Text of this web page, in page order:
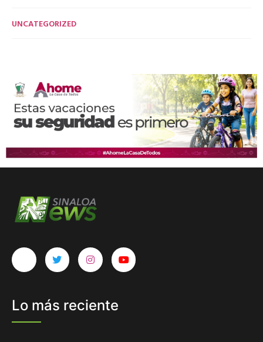
UNCATEGORIZED
Lo más reciente